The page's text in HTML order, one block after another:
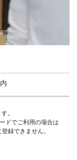
。
ドでご利用の場合は
録できません。